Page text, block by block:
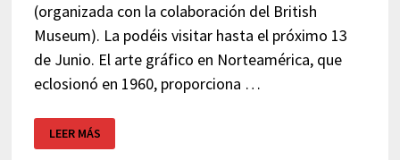
(organizada con la colaboración del British
Museum). La podéis visitar hasta el próximo 13
de Junio. El arte gráfico en Norteamérica, que
eclosionó en 1960, proporciona …
EXPOSICIÓN
POP
ART
LEER MÁS